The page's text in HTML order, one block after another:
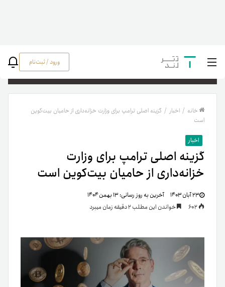
ورود / ثبت‌نام
خانه / اخبار / گزینه اصلی ترامپ برای وزارت خزانه‌داری از حامیان بیت‌کوین
است
اخبار
گزینه اصلی ترامپ برای وزارت
خزانه‌داری از حامیان بیت‌کوین است
۲۳ آبان ۱۴۰۳ آخرین به روز رسانی:۱۳ بهمن ۱۴۰۴
خواندن این مطلب 2 دقیقه زمان میبرد